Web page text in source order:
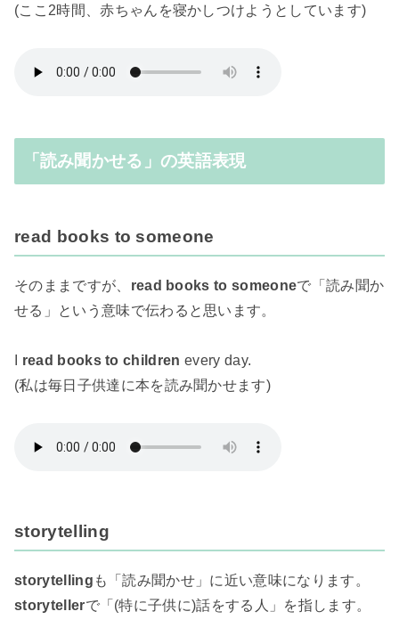
(ここ2時間、赤ちゃんを寝かしつけようとしています)
「読み聞かせる」の英語表現
read books to someone
そのままですが、 read books to someoneで「読み聞か
せる」という意味で伝わると思います。
read books to children every day.
(私は毎日子供達に本を読み聞かせます)
storytelling
storytelling も「読み聞かせ」に近い意味になります。
storytellerで「(特に子供に)話をする人」を指します。